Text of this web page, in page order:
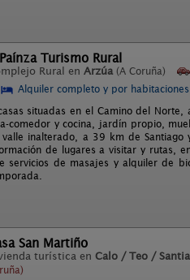
Turismo Rural
Rural en Arzúa (A Coruña)
Alquiler completo y por habitaciones
situadas en el Camino del
comedor y cocina, jardín propio,
valle inalterado, a 39 km de
de lugares a visitar y rutas,
servicios de masajes y alquiler de
San Martiño
turística en Calo / Teo /